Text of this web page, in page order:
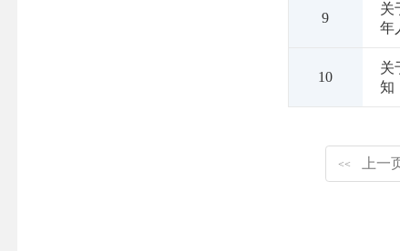
9
关
年
10
关
知
<< 上一